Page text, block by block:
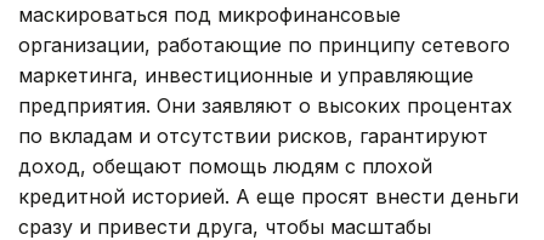
маскироваться под микрофинансовые
организации, работающие по принципу сетевого
маркетинга, инвестиционные и управляющие
предприятия. Они заявляют о высоких процентах
по вкладам и отсутствии рисков, гарантируют
доход, обещают помощь людям с плохой
кредитной историей. А еще просят внести деньги
сразу и привести друга, чтобы масштабы